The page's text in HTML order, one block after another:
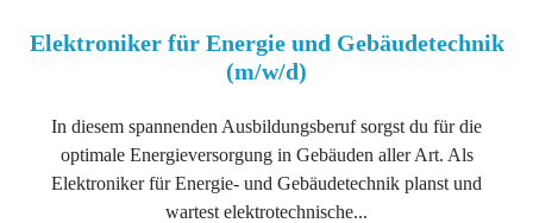
Elektroniker für Energie und Gebäudetechnik
(m/w/d)
In diesem spannenden Ausbildungsberuf sorgst du für die
optimale Energieversorgung in Gebäuden aller Art. Als
Elektroniker für Energie- und Gebäudetechnik planst und
wartest elektrotechnische...